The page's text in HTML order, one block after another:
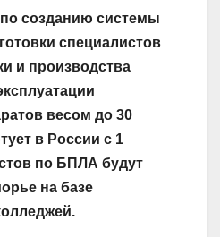
созданию системы
специалистов
и производства
весом до 30
в России с 1
по БПЛА будут
на базе